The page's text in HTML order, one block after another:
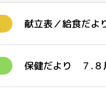
献立表／給食だよ
保健だより ７.